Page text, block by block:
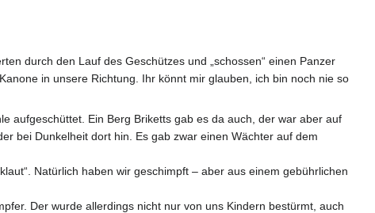
durch den Lauf des Geschützes und „schossen“ einen Panzer
in unsere Richtung. Ihr könnt mir glauben, ich bin noch nie so
aufgeschüttet. Ein Berg Briketts gab es da auch, der war aber auf
bei Dunkelheit dort hin. Es gab zwar einen Wächter auf dem
Natürlich haben wir geschimpft – aber aus einem gebührlichen
Der wurde allerdings nicht nur von uns Kindern bestürmt, auch